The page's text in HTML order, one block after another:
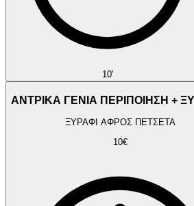
10'
ΑΝΤΡΙΚΑ ΓΕΝΙΑ ΠΕΡΙΠΟΙΗΣΗ +
ΞΥΡΑΦΙ ΑΦΡΟΣ ΠΕΤΣΕΤΑ
10€